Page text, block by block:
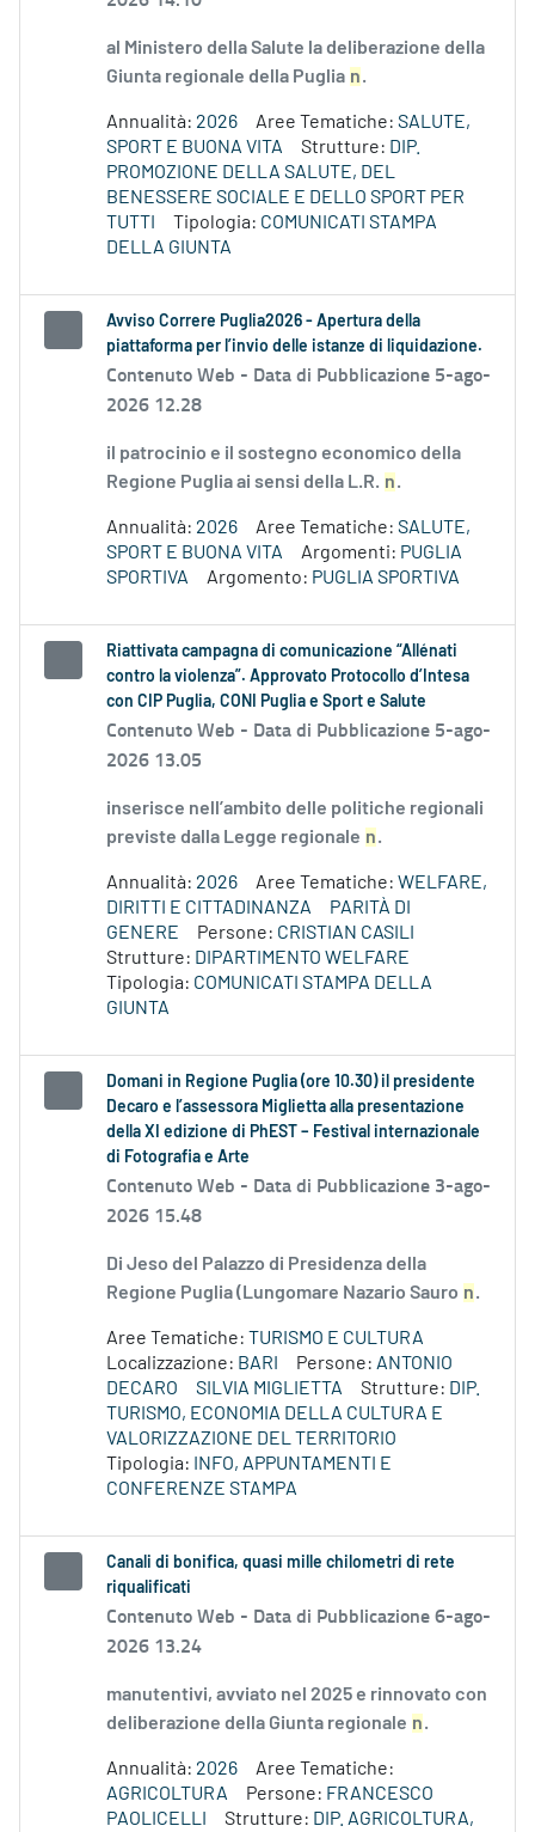
al Ministero della Salute la deliberazione della
Giunta regionale della Puglia n.
Annualità: 2026 Aree Tematiche: SALUTE,
SPORT E BUONA VITA
Strutture: DIP.
PROMOZIONE DELLA SALUTE, DEL
BENESSERE SOCIALE E DELLO SPORT PER
TUTTI
Tipologia: COMUNICATI STAMPA
DELLA GIUNTA
Avviso Correre Puglia2026 - Apertura della
piattaforma per l’invio delle istanze di liquidazione.
Contenuto Web - Data di Pubblicazione 5-ago-
2026 12.28
il patrocinio e il sostegno economico della
Regione Puglia ai sensi della L.R. n.
Annualità: 2026 Aree Tematiche: SALUTE,
SPORT E BUONA VITA
Argomenti: PUGLIA
SPORTIVA
Argomento: PUGLIA SPORTIVA
Riattivata campagna di comunicazione “Allénati
contro la violenza”. Approvato Protocollo d’Intesa
con CIP Puglia, CONI Puglia e Sport e Salute
Contenuto Web - Data di Pubblicazione 5-ago-
2026 13.05
inserisce nell’ambito delle politiche regionali
previste dalla Legge regionale n.
Annualità: 2026 Aree Tematiche: WELFARE,
DIRITTI E CITTADINANZA
PARITÀ DI
GENERE
Persone: CRISTIAN CASILI
Strutture: DIPARTIMENTO WELFARE
Tipologia: COMUNICATI STAMPA DELLA
GIUNTA
Domani in Regione Puglia (ore 10.30) il presidente
Decaro e l’assessora Miglietta alla presentazione
della XI edizione di PhEST – Festival internazionale
di Fotografia e Arte
Contenuto Web - Data di Pubblicazione 3-ago-
2026 15.48
Di Jeso del Palazzo di Presidenza della
Regione Puglia (Lungomare Nazario Sauro n.
Aree Tematiche: TURISMO E CULTURA
Localizzazione: BARI Persone: ANTONIO
DECARO
SILVIA MIGLIETTA Strutture: DIP.
TURISMO, ECONOMIA DELLA CULTURA E
VALORIZZAZIONE DEL TERRITORIO
Tipologia:
INFO, APPUNTAMENTI E
CONFERENZE STAMPA
Canali di bonifica, quasi mille chilometri di rete
riqualificati
Contenuto Web - Data di Pubblicazione 6-ago-
2026 13.24
manutentivi, avviato nel 2025 e rinnovato con
deliberazione della Giunta regionale n.
Annualità: 2026
Aree Tematiche:
AGRICOLTURA
Persone: FRANCESCO
PAOLICELLI
Strutture: DIP. AGRICOLTURA,